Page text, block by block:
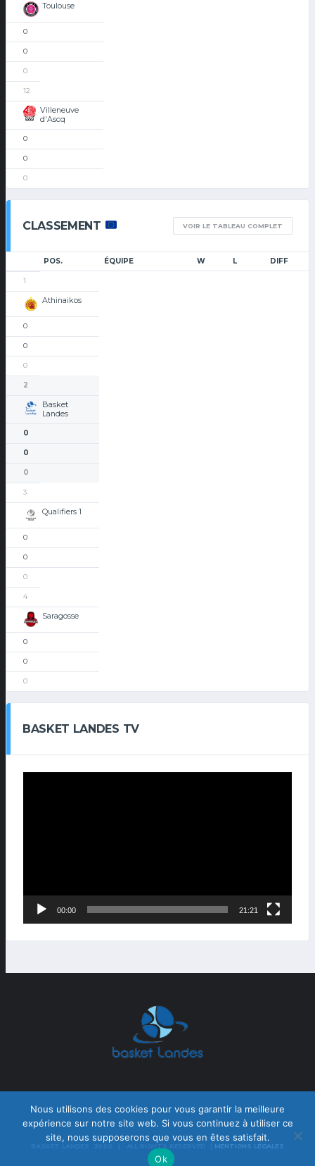
Toulouse
0
0
0
12
Villeneuve
d'Ascq
0
0
0
CLASSEMENT VOIR LE TABLEAU COMPLET
POS. ÉQUIPE W L DIFF
1
Athinaikos
0
0
0
2
Basket
Landes
0
0
0
3
Qualifiers 1
0
0
0
4
Saragosse
0
0
0
BASKET LANDES TV
00:00 21:21
MENTIONS LÉGALES
Nous utilisons des cookies pour vous garantir la meilleure
expérience sur notre site web. Si vous continuez à utiliser ce
site, nous supposerons que vous en êtes satisfait.
Ok